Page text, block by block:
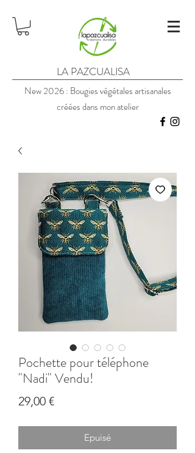
LA PAZCUALISA
New 2026 : Bougies végétales artisanales
créées dans mon atelier
Pochette pour téléphone
"Nadi" Vendu!
29,00 €Prix
Epuisé